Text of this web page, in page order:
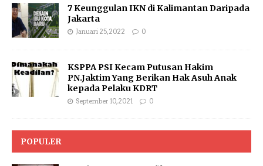
7 Keunggulan IKN di Kalimantan Daripada
Jakarta
Januari 25, 2022 0
KSPPA PSI Kecam Putusan Hakim
PN.Jaktim Yang Berikan Hak Asuh Anak
kepada Pelaku KDRT
September 10, 2021 0
POPULER